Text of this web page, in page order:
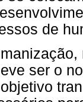
de
ser o